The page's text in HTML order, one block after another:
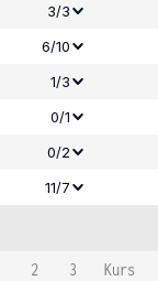
3/3
6/10
1/3
0/1
0/2
11/7
2 3
Kurs